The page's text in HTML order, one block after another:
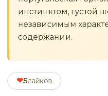
инстинктом, густой
независимым
содержании.
❤5лайков